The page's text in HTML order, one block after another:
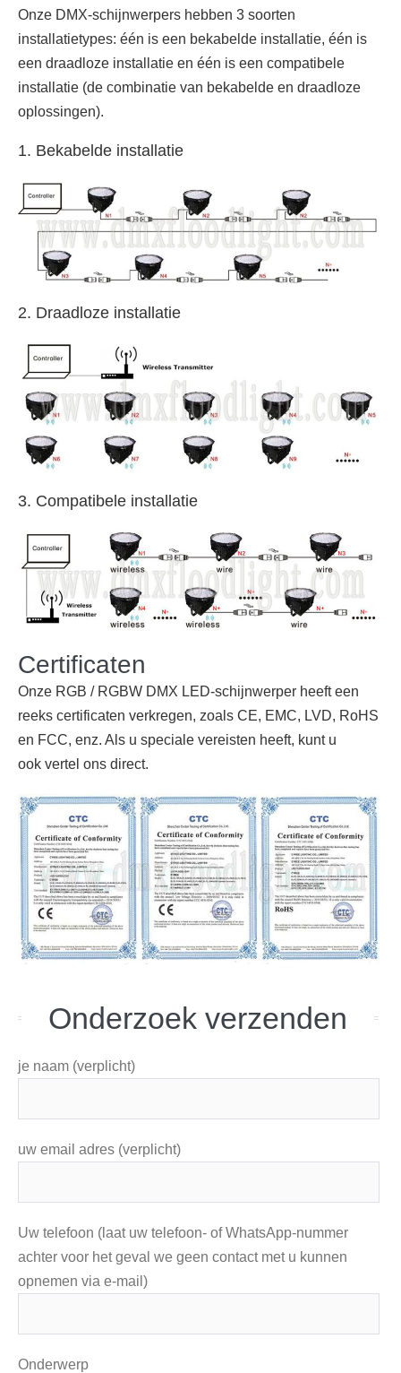
Onze DMX-schijnwerpers hebben 3 soorten
installatietypes: één is een bekabelde installatie, één is
een draadloze installatie en één is een compatibele
installatie (de combinatie van bekabelde en draadloze
oplossingen).
1. Bekabelde installatie
2. Draadloze installatie
3. Compatibele installatie
Certificaten
Onze RGB / RGBW DMX LED-schijnwerper heeft een
reeks certificaten verkregen, zoals CE, EMC, LVD, RoHS
en FCC, enz. Als u speciale vereisten heeft, kunt u
ook vertel ons direct.
Onderzoek verzenden
je naam (verplicht)
uw email adres (verplicht)
Uw telefoon (laat uw telefoon- of WhatsApp-nummer
achter voor het geval we geen contact met u kunnen
opnemen via e-mail)
Onderwerp